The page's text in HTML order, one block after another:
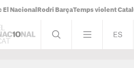
El Nacional Rodri BarçaTemps violent